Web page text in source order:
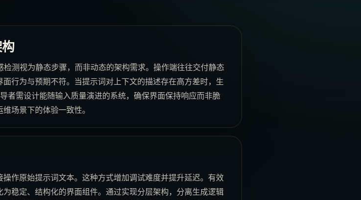
测视为静态步骤，而非动态的架构需求。操作端往往交付静态
行为与预期不符。当提示词对上下文的描述存在高方差时，生
者需设计能随输入质量演进的系统，确保界面保持响应而非脆
场景下的体验一致性。
作原始提示词文本。这种方式增加调试难度并提升延迟。有效
稳定、结构化的界面组件。通过实现分层架构，分离生成逻辑